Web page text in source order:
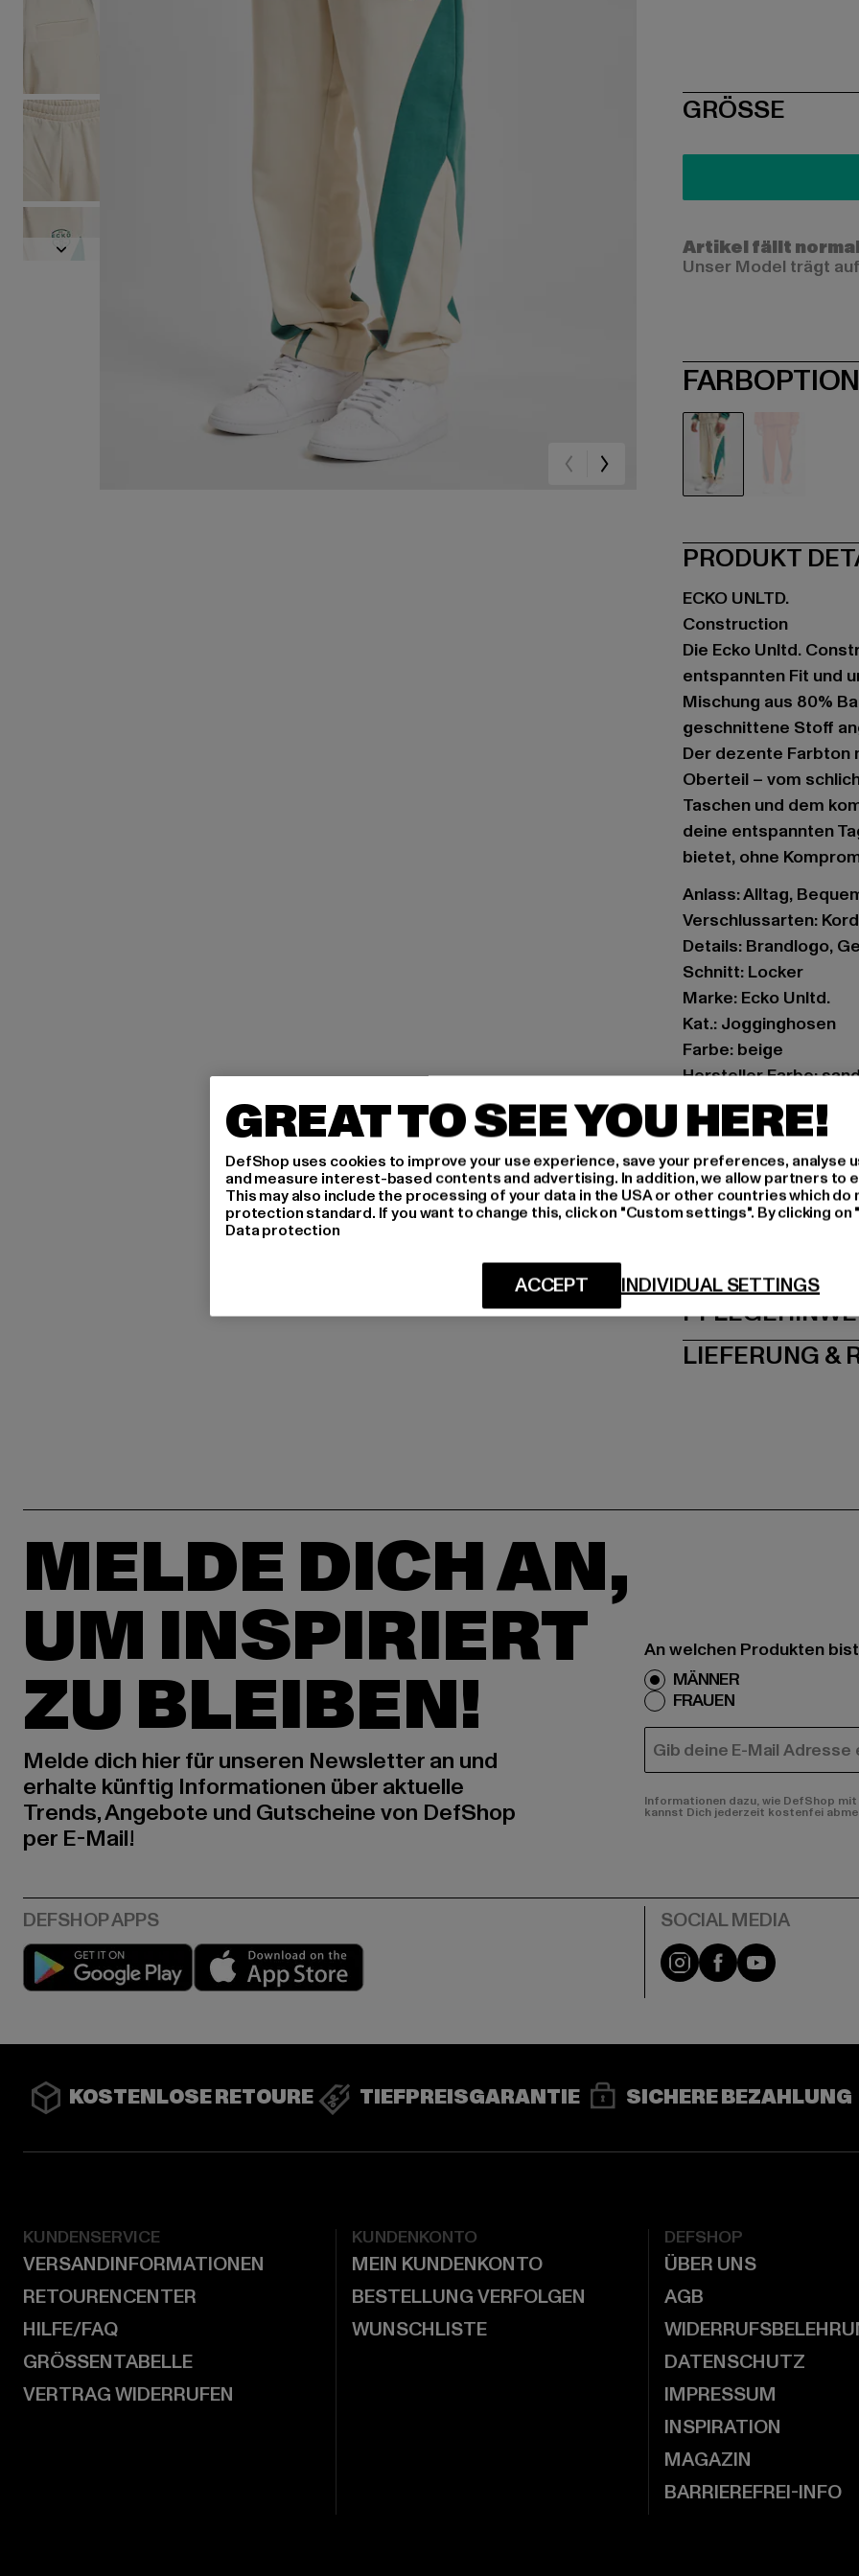
SIZE
GRÖSSE
Artikel fällt
Unser Model trägt
PRODUKT
ECKO UNLTD.
Construction
Die Ecko Unltd.
entspannten Fit und
Mischung aus 80%
geschnittene Stoff
Der dezente Farbton
Oberteil – vom
Taschen und dem
deine entspannten
bietet, ohne
Anlass: Alltag,
Verschlussarten:
Details: Brandlogo,
Schnitt: Locker
Marke: Ecko Unltd.
Kat.: Jogginghosen
Farbe: beige
Hersteller Farbe:
Art.Nr: ECKOSP1072-
Hersteller: TB
Dr.-Robert-Murjahn-
GRÖSSE
LIEFERUNG &
MELDE DICH AN,
UM INSPIRIERT
ZU BLEIBEN!
Melde dich hier für unseren Newsletter an und
erhalte künftig Informationen über aktuelle
Trends, Angebote und Gutscheine von DefShop
per E-Mail!
An welchen Produkten
MÄNNER
FRAUEN
E-MAIL
Informationen dazu, wie DefShop
kannst Dich jederzeit kostenfei
Play market Instagram
FacebookYouTube
KOSTENLOSE RETOURE TIEFPREISGARANTIE SICHERE BEZAHLUNG
KUNDENSERVICE
VERSANDINFORMATIONEN
RETOURENCENTER
HILFE/FAQ
GRÖSSENTABELLE
VERTRAG WIDERRUFEN
KUNDENKONTO
MEIN KUNDENKONTO
BESTELLUNG VERFOLGEN
WUNSCHLISTE
DEFSHOP
ÜBER UNS
AGB
DATENSCHUTZ
IMPRESSUM
INSPIRATION
MAGAZIN
BARRIEREFREI-INFO
GREAT TO SEE YOU HERE!
DefShop uses cookies to improve your use experience, save your preferences, analyse
and measure interest-based contents and advertising. In addition, we allow partners to
This may also include the processing of your data in the USA or other countries which do
protection standard. If you want to change this, click on "Custom settings". By clicking
Data protection
INDIVIDUAL SETTINGS
ACCEPT